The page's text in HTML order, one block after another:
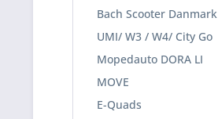
Bach Scooter Danmark
UMI/ W3 / W4/ City Go
Mopedauto DORA LI
MOVE
E-Quads